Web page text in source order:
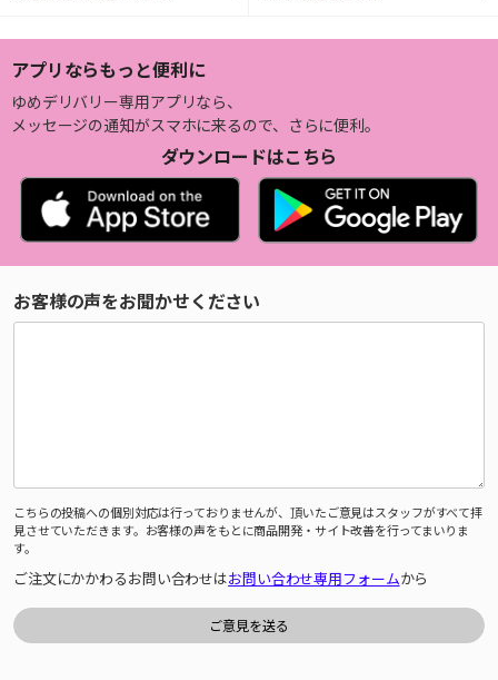
アプリならもっと便利に
ゆめデリバリー専用アプリなら、
メッセージの通知がスマホに来るので、さらに便利。
ダウンロードはこちら
お客様の声をお聞かせください
こちらの投稿への個別対応は行っておりませんが、頂いたご意見はスタッフがすべて拝
見させていただきます。お客様の声をもとに商品開発・サイト改善を行ってまいりま
す。
ご注文にかかわるお問い合わせはお問い合わせ専用フォームから